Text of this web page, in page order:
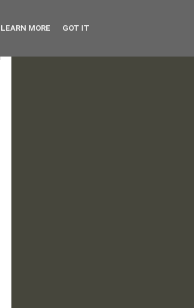
LEARN MORE GOT IT